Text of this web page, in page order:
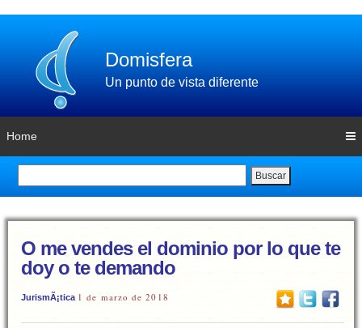
Domisfera
Un punto de vista diferente
Home
Buscar
O me vendes el dominio por lo que te
doy o te demando
JurismÃ¡tica 1 de marzo de 2018